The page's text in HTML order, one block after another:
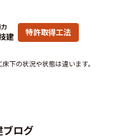
建 特許取得工法
下の状況や状態は違います。
ブログ